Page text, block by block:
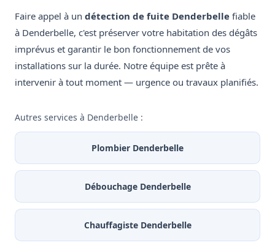
Faire appel à un détection de fuite Denderbelle fiable
à Denderbelle, c'est préserver votre habitation des dégâts
imprévus et garantir le bon fonctionnement de vos
installations sur la durée. Notre équipe est prête à
intervenir à tout moment — urgence ou travaux planifiés.
Autres services à Denderbelle :
Plombier Denderbelle
Débouchage Denderbelle
Chauffagiste Denderbelle